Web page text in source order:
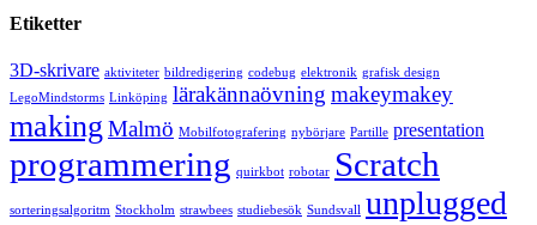
Etiketter
3D-skrivare aktiviteter bildredigering codebug elektronik grafisk design
LegoMindstorms Linköping lärakännaövning makeymakey
making Malmö Mobilfotografering nybörjare Partille presentation
programmering quirkbot robotar Scratch
sorteringsalgoritm Stockholm strawbees studiebesök Sundsvall unplugged